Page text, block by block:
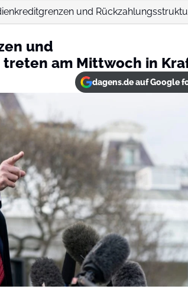
und
und
am Mittwoch in
dagens.de auf Google